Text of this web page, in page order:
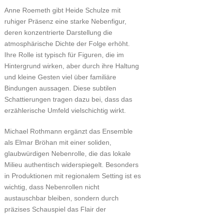
Anne Roemeth gibt Heide Schulze mit
ruhiger Präsenz eine starke Nebenfigur,
deren konzentrierte Darstellung die
atmosphärische Dichte der Folge erhöht.
Ihre Rolle ist typisch für Figuren, die im
Hintergrund wirken, aber durch ihre Haltung
und kleine Gesten viel über familiäre
Bindungen aussagen. Diese subtilen
Schattierungen tragen dazu bei, dass das
erzählerische Umfeld vielschichtig wirkt.
Michael Rothmann ergänzt das Ensemble
als Elmar Bröhan mit einer soliden,
glaubwürdigen Nebenrolle, die das lokale
Milieu authentisch widerspiegelt. Besonders
in Produktionen mit regionalem Setting ist es
wichtig, dass Nebenrollen nicht
austauschbar bleiben, sondern durch
präzises Schauspiel das Flair der